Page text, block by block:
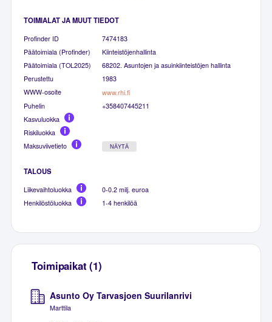
TOIMIALAT JA MUUT TIEDOT
Profinder ID
7474183
Päätoimiala (Profinder)
Kiinteistöjenhallinta
Päätoimiala (TOL2025)
68202. Asuntojen ja asuinkiinteistöjen hallinta
Perustettu
1983
WWW-osoite
www.rhi.fi
Puhelin
+358407445211
Kasvuluokka
Riskiluokka
Maksuviivetieto
NÄYTÄ
TALOUS
Liikevaihtoluokka
0-0.2 milj. euroa
Henkilöstöluokka
1-4 henkilöä
Toimipaikat (1)
Asunto Oy Tarvasjoen Suurilanrivi
Marttila